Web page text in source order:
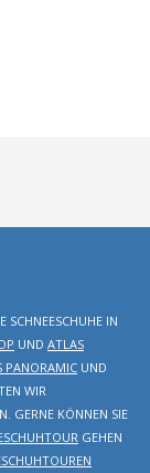
SCHNEESCHUHE IN
UND ATLAS
PANORAMIC UND
WIR
GERNE KÖNNEN SIE
GEHEN